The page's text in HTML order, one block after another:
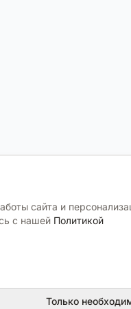
сайта и
с нашей Политикой
Только